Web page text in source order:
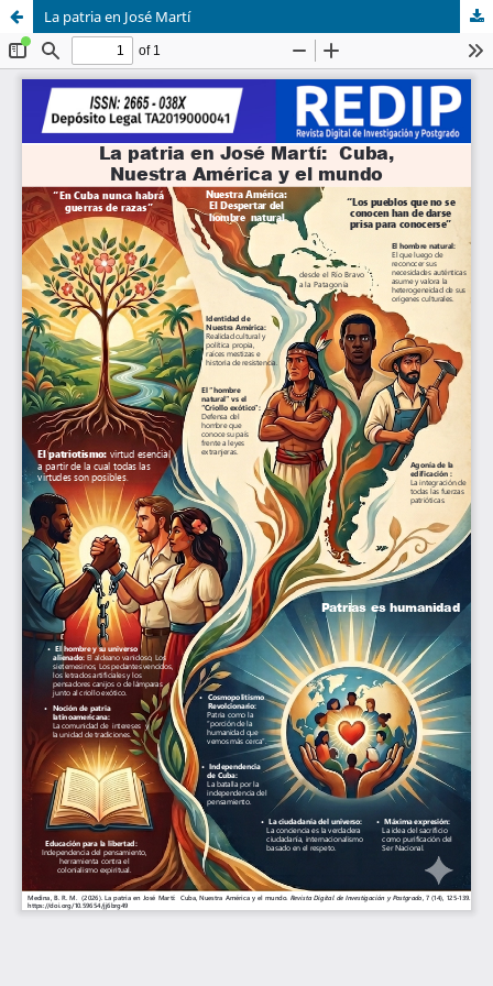
La patria en José Martí